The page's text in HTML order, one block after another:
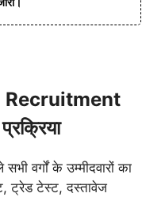
Recruitment
वर्गों के उम्मीदवारों का
ट्रेड टेस्ट, दस्तावेज